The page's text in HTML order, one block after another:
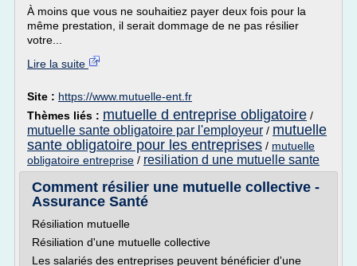
À moins que vous ne souhaitiez payer deux fois pour la
même prestation, il serait dommage de ne pas résilier
votre...
Lire la suite
Site : https://www.mutuelle-ent.fr
Thèmes liés : mutuelle d entreprise obligatoire /
mutuelle sante obligatoire par l'employeur / mutuelle
sante obligatoire pour les entreprises / mutuelle
obligatoire entreprise / resiliation d une mutuelle sante
Comment résilier une mutuelle collective -
Assurance Santé
Résiliation mutuelle
Résiliation d'une mutuelle collective
Les salariés des entreprises peuvent bénéficier d'une